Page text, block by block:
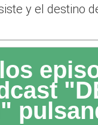
y el destino